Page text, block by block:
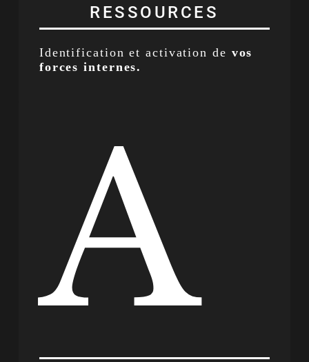
RESSOURCES
Identification et activation de vos
forces internes.
A